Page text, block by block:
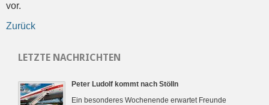
vor.
Zurück
LETZTE NACHRICHTEN
Peter Ludolf kommt nach Stölln
Ein besonderes Wochenende erwartet Freunde